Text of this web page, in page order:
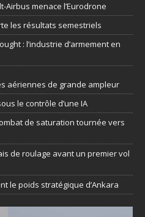
Airbus menace l’Eurodrone
les résultats semestriels
: l’industrie d’armement en
aériennes de grande ampleur
le contrôle d’une IA
de saturation tournée vers
de roulage avant un premier vol
le poids stratégique d’Ankara